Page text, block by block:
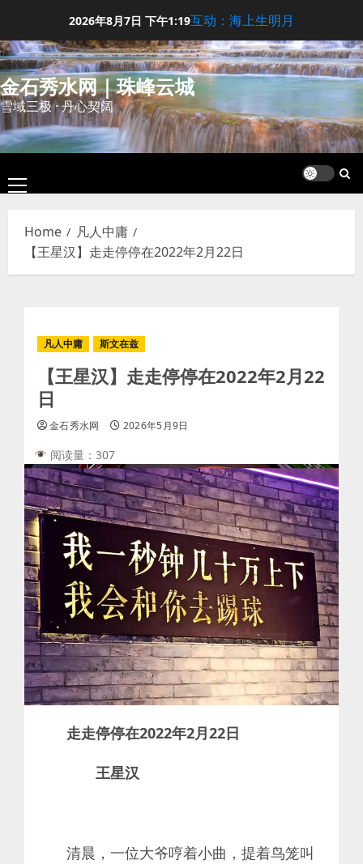
content
2026年8月7日 下午1:19互动：海上生明月
金石秀水网｜珠峰云城
雪域三极 · 丹心契阔
Primary
Menu
Home
凡人中庸
【王星汉】走走停停在2022年2月22日
凡人中庸 斯文在兹
【王星汉】走走停停在2022年2月22
日
金石秀水网 2026年5月9日
阅读量：307
走走停停在2022年2月22日
王星汉
清晨，一位大爷哼着小曲，提着鸟笼叫